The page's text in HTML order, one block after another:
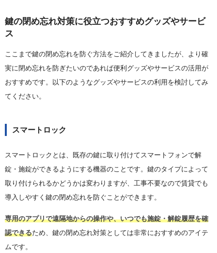
鍵の閉め忘れ対策に役立つおすすめグッズやサービ
ス
ここまで鍵の閉め忘れを防ぐ方法をご紹介してきましたが、より確
実に閉め忘れを防ぎたいのであれば便利グッズやサービスの活用が
おすすめです。以下のようなグッズやサービスの利用を検討してみ
てください。
スマートロック
スマートロックとは、既存の鍵に取り付けてスマートフォンで解
錠・施錠ができるようにする機器のことです。鍵のタイプによって
取り付けられるかどうかは変わりますが、工事不要なので賃貸でも
導入しやすく鍵の閉め忘れを防ぐことができます。
専用のアプリで遠隔地からの操作や、いつでも施錠・解錠履歴を確
認できるため、鍵の閉め忘れ対策としては非常におすすめのアイテ
ムです。